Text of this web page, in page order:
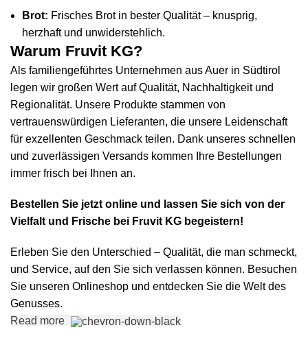
Brot: Frisches Brot in bester Qualität – knusprig,
herzhaft und unwiderstehlich.
Warum Fruvit KG?
Als familiengeführtes Unternehmen aus Auer in Südtirol
legen wir großen Wert auf Qualität, Nachhaltigkeit und
Regionalität. Unsere Produkte stammen von
vertrauenswürdigen Lieferanten, die unsere Leidenschaft
für exzellenten Geschmack teilen. Dank unseres schnellen
und zuverlässigen Versands kommen Ihre Bestellungen
immer frisch bei Ihnen an.
Bestellen Sie jetzt online und lassen Sie sich von der
Vielfalt und Frische bei Fruvit KG begeistern!
Erleben Sie den Unterschied – Qualität, die man schmeckt,
und Service, auf den Sie sich verlassen können. Besuchen
Sie unseren Onlineshop und entdecken Sie die Welt des
Genusses.
Read more